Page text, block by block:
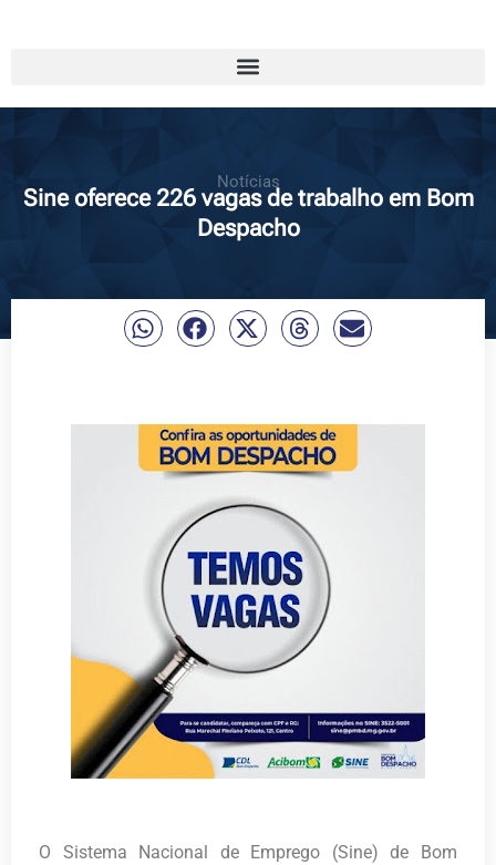
Notícias
Sine oferece 226 vagas de trabalho em Bom
Despacho
O Sistema Nacional de Emprego (Sine) de Bom